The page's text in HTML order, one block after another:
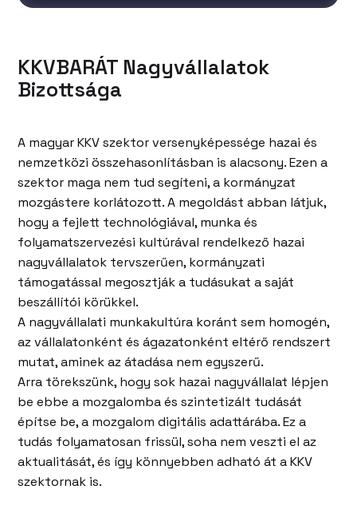
KKVBARÁT Nagyvállalatok
Bizottsága
A magyar KKV szektor versenyképessége hazai és
nemzetközi összehasonlításban is alacsony. Ezen a
szektor maga nem tud segíteni, a kormányzat
mozgástere korlátozott. A megoldást abban látjuk,
hogy a fejlett technológiával, munka és
folyamatszervezési kultúrával rendelkező hazai
nagyvállalatok tervszerűen, kormányzati
támogatással megosztják a tudásukat a saját
beszállítói körükkel.
A nagyvállalati munkakultúra koránt sem homogén,
az vállalatonként és ágazatonként eltérő rendszert
mutat, aminek az átadása nem egyszerű.
Arra törekszünk, hogy sok hazai nagyvállalat lépjen
be ebbe a mozgalomba és szintetizált tudását
építse be, a mozgalom digitális adattárába. Ez a
tudás folyamatosan frissül, soha nem veszti el az
aktualitását, és így könnyebben adható át a KKV
szektornak is.